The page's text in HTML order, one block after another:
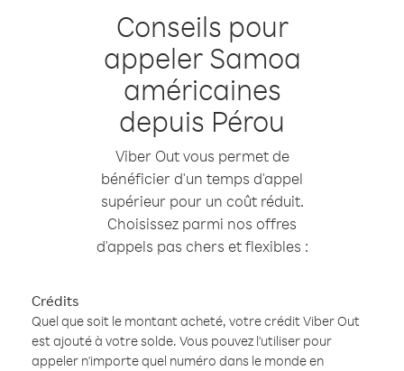
Conseils pour
appeler Samoa
américaines
depuis Pérou
Viber Out vous permet de
bénéficier d'un temps d'appel
supérieur pour un coût réduit.
Choisissez parmi nos offres
d'appels pas chers et flexibles :
Crédits
Quel que soit le montant acheté, votre crédit Viber Out
est ajouté à votre solde. Vous pouvez l'utiliser pour
appeler n'importe quel numéro dans le monde en